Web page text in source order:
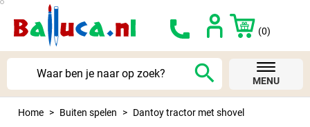
(0)
search MENU
Home Buiten spelen Dantoy tractor met shovel